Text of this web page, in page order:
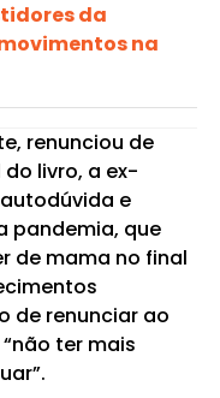
da
na
renunciou de
livro, a ex-
e
pandemia, que
de mama no final
de renunciar ao
ter mais